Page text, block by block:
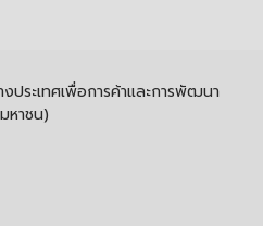
ระเทศเพื่อการค้าและการพัฒนา
หาชน)